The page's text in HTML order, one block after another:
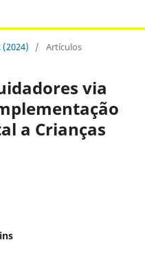
(2024) / Artículos
via
a Crianças